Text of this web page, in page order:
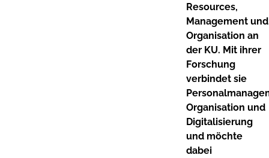
Resources,
Management und
Organisation an
der KU. Mit ihrer
Forschung
verbindet sie
Organisation und
Digitalisierung
und möchte
dabei